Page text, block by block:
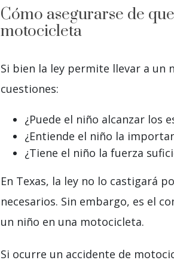
Cómo asegurarse de
motocicleta
Si bien la ley permite llevar a un
cuestiones:
¿Puede el niño alcanzar los
¿Entiende el niño la
¿Tiene el niño la fuerza
En Texas, la ley no lo castigará
necesarios. Sin embargo, es el
un niño en una motocicleta.
Si ocurre un accidente de